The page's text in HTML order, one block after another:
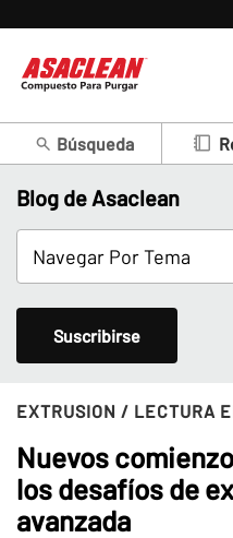
Búsqueda
Blog de Asaclean
Suscribirse
EXTRUSION / LECTURA
Nuevos
los desafíos de
avanzada